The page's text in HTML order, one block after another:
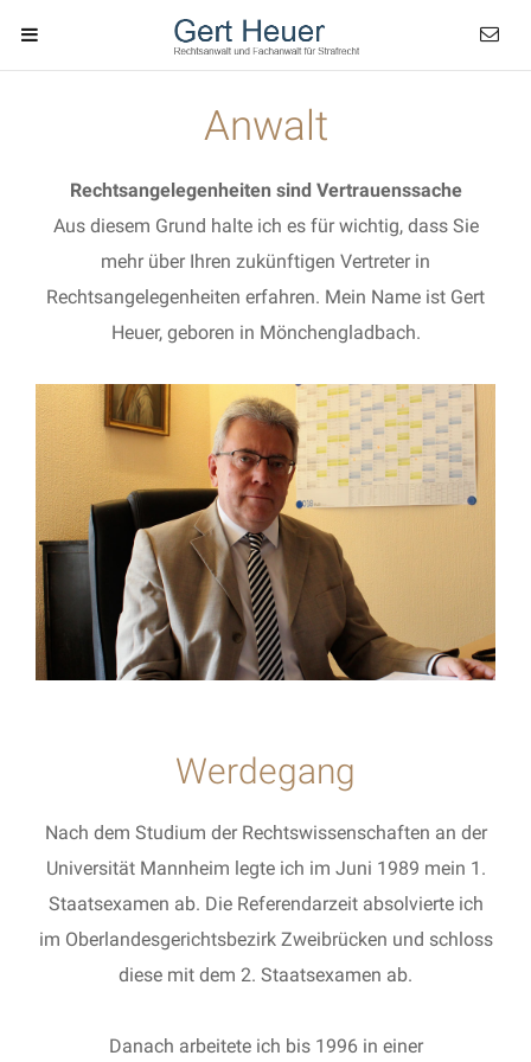
Anwalt
Rechtsangelegenheiten sind Vertrauenssache
Aus diesem Grund halte ich es für wichtig, dass Sie
mehr über Ihren zukünftigen Vertreter in
Rechtsangelegenheiten erfahren. Mein Name ist Gert
Heuer, geboren in Mönchengladbach.
Werdegang
Nach dem Studium der Rechtswissenschaften an der
Universität Mannheim legte ich im Juni 1989 mein 1.
Staatsexamen ab. Die Referendarzeit absolvierte ich
im Oberlandesgerichtsbezirk Zweibrücken und schloss
diese mit dem 2. Staatsexamen ab.
Danach arbeitete ich bis 1996 in einer